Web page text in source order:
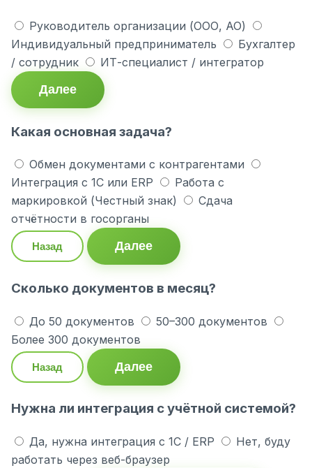
Руководитель организации (ООО, АО)
Индивидуальный предприниматель
Бухгалтер
/ сотрудник
ИТ-специалист / интегратор
Далее
Какая основная задача?
Обмен документами с контрагентами
Интеграция с 1С или ERP
Работа с
маркировкой (Честный знак)
Сдача
отчётности в госорганы
Назад Далее
Сколько документов в месяц?
До 50 документов
50–300 документов
Более 300 документов
Назад Далее
Нужна ли интеграция с учётной системой?
Да, нужна интеграция с 1С / ERP
Нет, буду
работать через веб-браузер